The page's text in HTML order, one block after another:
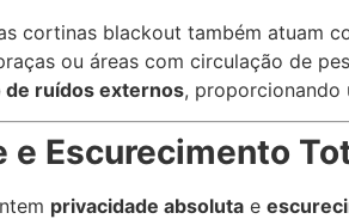
cortinas blackout também atuam
ou áreas com circulação de
ruídos externos, proporcionando
e Escurecimento
privacidade absoluta e